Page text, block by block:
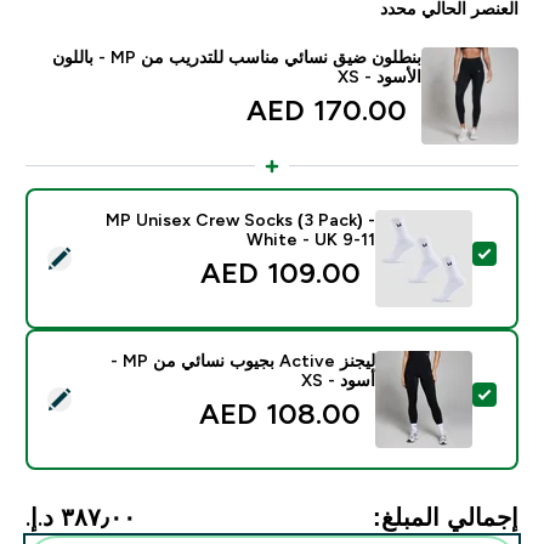
العنصر الحالي محدد
بنطلون ضيق نسائي مناسب للتدريب من MP - باللون
الأسود - XS
170.00 AED‎
تحديد هذا المنتج - MP Unisex Crew Socks (3 Pack) - White - UK 9-11
MP Unisex Crew Socks (3 Pack) -
White - UK 9-11
109.00 AED‎
تحديد هذا المنتج - ليجنز Active بجيوب نسائي من MP - أسود - XS
ليجنز Active بجيوب نسائي من MP -
أسود - XS
108.00 AED‎
إجمالي المبلغ: ٣٨٧٫٠٠ د.إ.‏‎